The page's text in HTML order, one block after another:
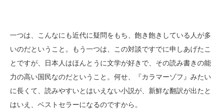
一つは、こんなにも近代に疑問をもち、飽き飽きしている人が多
いのだということ。もう一つは、この対談ですでに申しあげたこ
とですが、日本人はほんとうに文学が好きで、その読み書きの能
力の高い国民なのだということ。何せ、『カラマーゾフ』みたい
に長くて、読みやすいとはいえない小説が、新鮮な翻訳が出たと
はいえ、ベストセラーになるのですから。